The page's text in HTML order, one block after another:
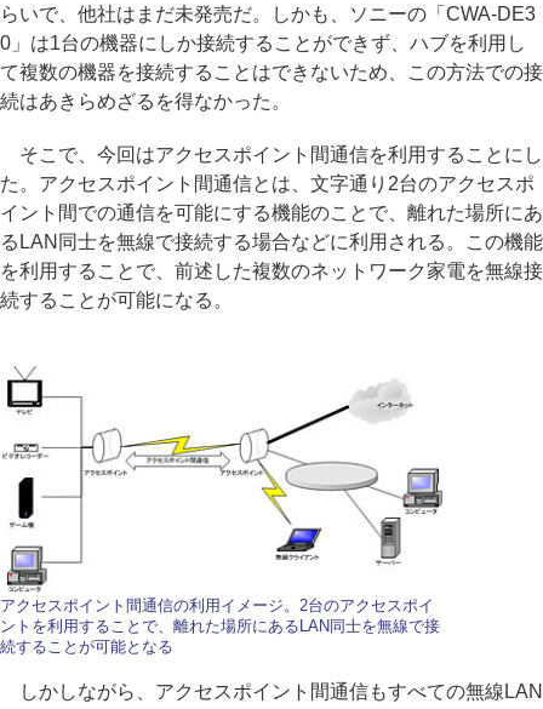
らいで、他社はまだ未発売だ。しかも、ソニーの「CWA-DE3
0」は1台の機器にしか接続することができず、ハブを利用し
て複数の機器を接続することはできないため、この方法での接
続はあきらめざるを得なかった。
そこで、今回はアクセスポイント間通信を利用することにし
た。アクセスポイント間通信とは、文字通り2台のアクセスポ
イント間での通信を可能にする機能のことで、離れた場所にあ
るLAN同士を無線で接続する場合などに利用される。この機能
を利用することで、前述した複数のネットワーク家電を無線接
続することが可能になる。
アクセスポイント間通信の利用イメージ。2台のアクセスポイ
ントを利用することで、離れた場所にあるLAN同士を無線で接
続することが可能となる
しかしながら、アクセスポイント間通信もすべての無線LAN